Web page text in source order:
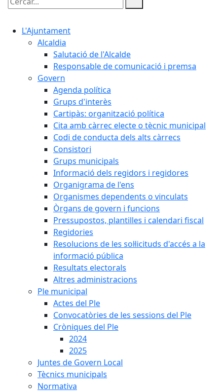
Cercar:
L'Ajuntament
Alcaldia
Salutació de l'Alcalde
Responsable de comunicació i premsa
Govern
Agenda política
Grups d'interès
Cartipàs: organització política
Cita amb càrrec electe o tècnic municipal
Codi de conducta dels alts càrrecs
Consistori
Grups municipals
Informació dels regidors i regidores
Organigrama de l'ens
Organismes dependents o vinculats
Òrgans de govern i funcions
Pressupostos, plantilles i calendari fiscal
Regidories
Resolucions de les sol·licituds d'accés a la
informació pública
Resultats electorals
Altres administracions
Ple municipal
Actes del Ple
Convocatòries de les sessions del Ple
Cròniques del Ple
2024
2025
Juntes de Govern Local
Tècnics municipals
Normativa